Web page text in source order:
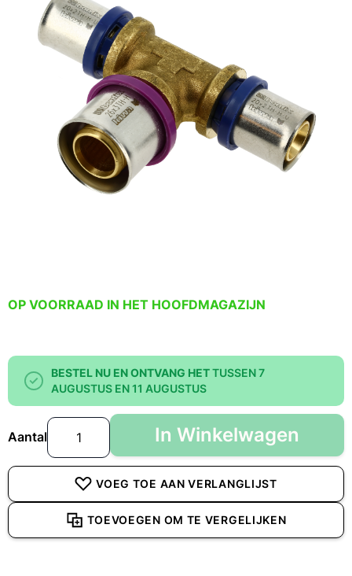
OP VOORRAAD IN HET HOOFDMAGAZIJN
BESTEL NU EN ONTVANG HETTUSSEN 7
AUGUSTUS EN 11 AUGUSTUS
Aantal In Winkelwagen
VOEG TOE AAN VERLANGLIJST
TOEVOEGEN OM TE VERGELIJKEN